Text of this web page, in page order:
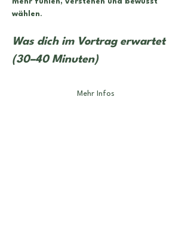
wählen.
Was dich im Vortrag erwartet
(30–40 Minuten)
Mehr Infos